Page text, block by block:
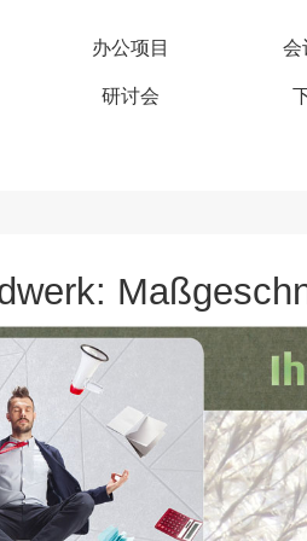
办公项目 会
研讨会